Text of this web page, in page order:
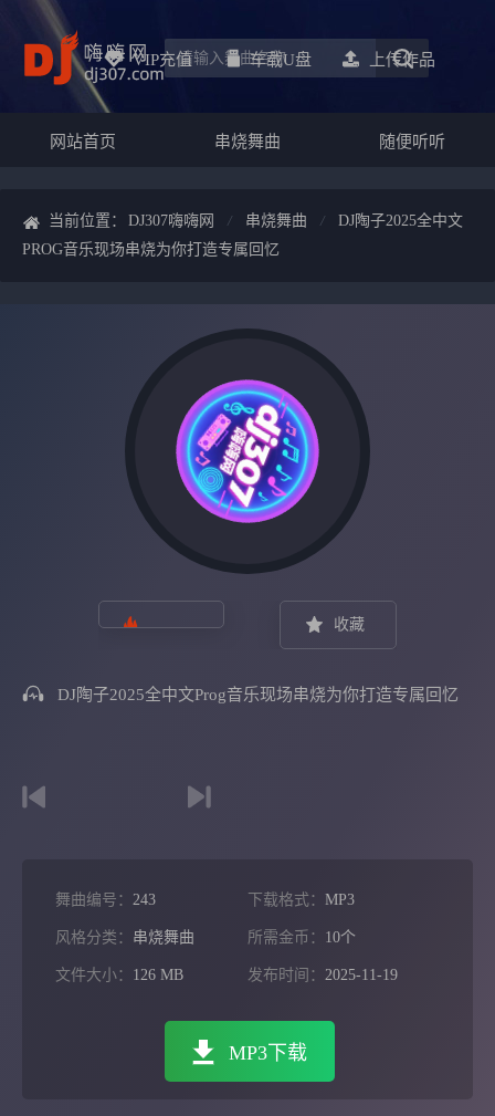
VIP充值 车载u盘 上传作品
网站首页 串烧舞曲 随便听听
当前位置： DJ307嗨嗨网 串烧舞曲
DJ陶子2025全中文
PROG音乐现场串烧为你打造专属回忆
收藏
DJ陶子2025全中文Prog音乐现场串烧为你打造专属回忆
舞曲编号： 243 下载格式： MP3
风格分类： 串烧舞曲 所需金币： 10个
文件大小： 126 MB 发布时间： 2025-11-19
MP3下载